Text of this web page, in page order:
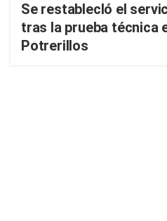
Se restablecIó el
tras la prueba técnica
Potrerillos